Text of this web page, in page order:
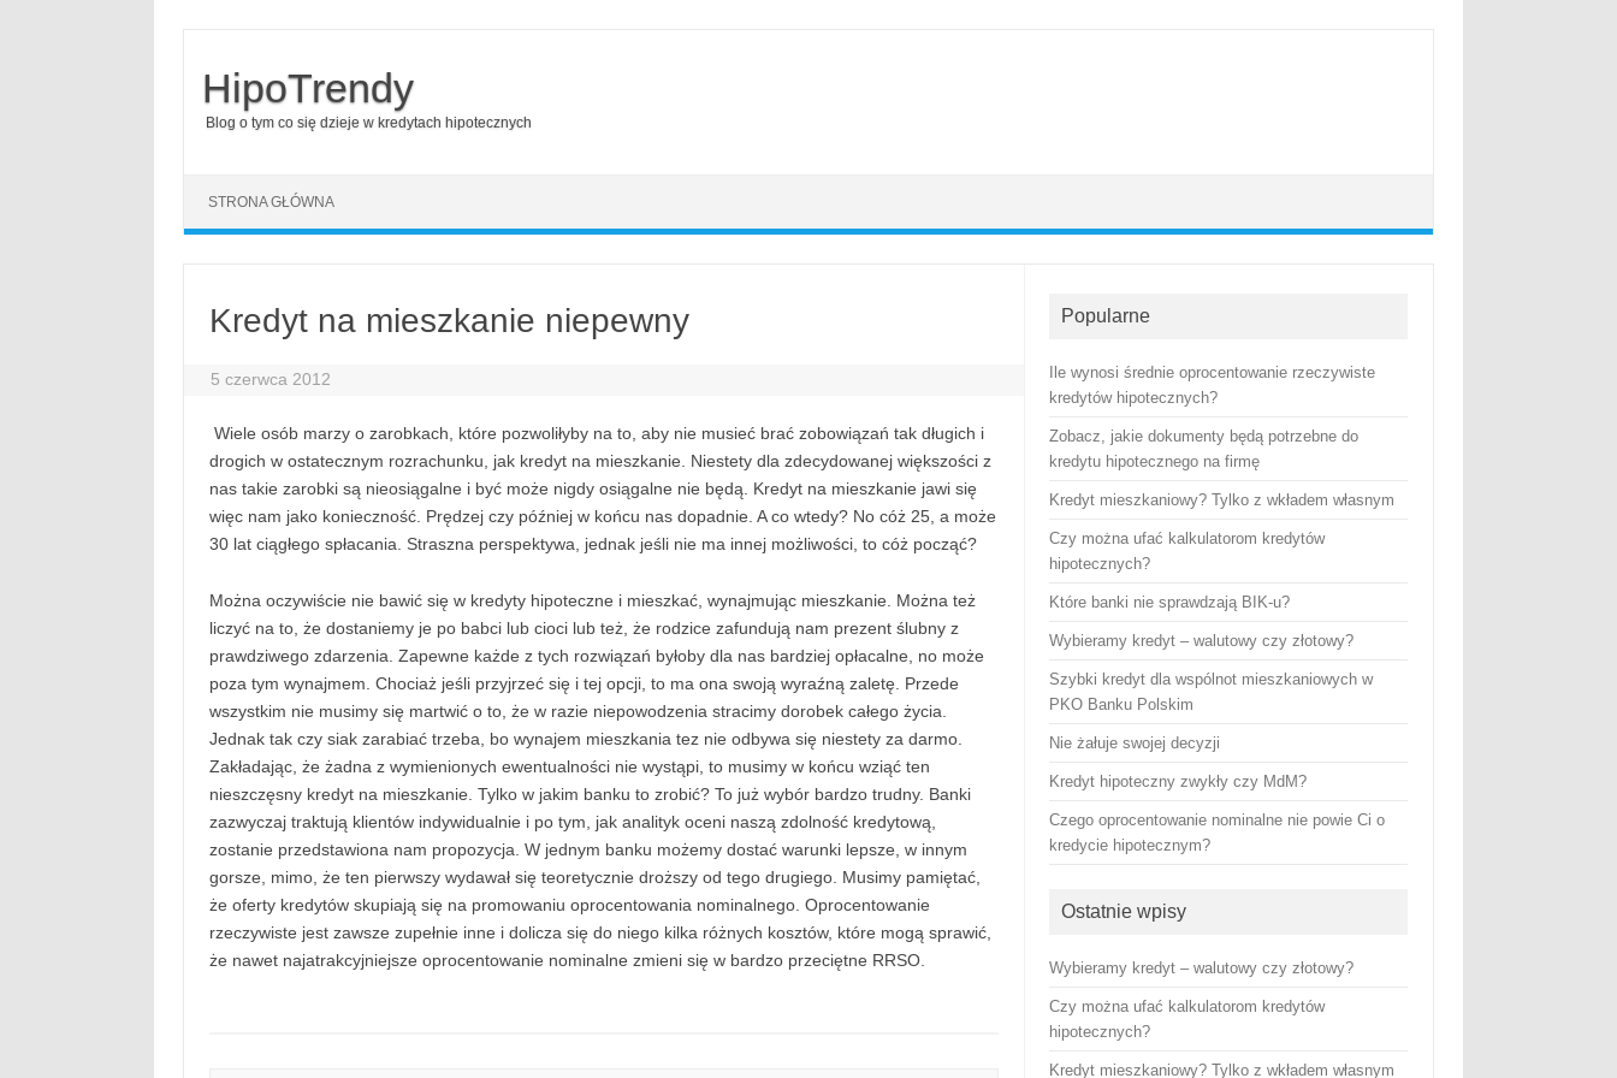
HipoTrendy
Blog o tym co się dzieje w kredytach hipotecznych
STRONA GŁÓWNA
Kredyt na mieszkanie niepewny
5 czerwca 2012
Wiele osób marzy o zarobkach, które pozwoliłyby na to, aby nie musieć brać zobowiązań tak długich i
drogich w ostatecznym rozrachunku, jak kredyt na mieszkanie. Niestety dla zdecydowanej większości z
nas takie zarobki są nieosiągalne i być może nigdy osiągalne nie będą. Kredyt na mieszkanie jawi się
więc nam jako konieczność. Prędzej czy później w końcu nas dopadnie. A co wtedy? No cóż 25, a może
30 lat ciągłego spłacania. Straszna perspektywa, jednak jeśli nie ma innej możliwości, to cóż począć?
Można oczywiście nie bawić się w kredyty hipoteczne i mieszkać, wynajmując mieszkanie. Można też
liczyć na to, że dostaniemy je po babci lub cioci lub też, że rodzice zafundują nam prezent ślubny z
prawdziwego zdarzenia. Zapewne każde z tych rozwiązań byłoby dla nas bardziej opłacalne, no może
poza tym wynajmem. Chociaż jeśli przyjrzeć się i tej opcji, to ma ona swoją wyraźną zaletę. Przede
wszystkim nie musimy się martwić o to, że w razie niepowodzenia stracimy dorobek całego życia.
Jednak tak czy siak zarabiać trzeba, bo wynajem mieszkania tez nie odbywa się niestety za darmo.
Zakładając, że żadna z wymienionych ewentualności nie wystąpi, to musimy w końcu wziąć ten
nieszczęsny kredyt na mieszkanie. Tylko w jakim banku to zrobić? To już wybór bardzo trudny. Banki
zazwyczaj traktują klientów indywidualnie i po tym, jak analityk oceni naszą zdolność kredytową,
zostanie przedstawiona nam propozycja. W jednym banku możemy dostać warunki lepsze, w innym
gorsze, mimo, że ten pierwszy wydawał się teoretycznie droższy od tego drugiego. Musimy pamiętać,
że oferty kredytów skupiają się na promowaniu oprocentowania nominalnego. Oprocentowanie
rzeczywiste jest zawsze zupełnie inne i dolicza się do niego kilka różnych kosztów, które mogą sprawić,
że nawet najatrakcyjniejsze oprocentowanie nominalne zmieni się w bardzo przeciętne RRSO.
Popularne
Ile wynosi średnie oprocentowanie rzeczywiste
kredytów hipotecznych?
Zobacz, jakie dokumenty będą potrzebne do
kredytu hipotecznego na firmę
Kredyt mieszkaniowy? Tylko z wkładem własnym
Czy można ufać kalkulatorom kredytów
hipotecznych?
Które banki nie sprawdzają BIK-u?
Wybieramy kredyt – walutowy czy złotowy?
Szybki kredyt dla wspólnot mieszkaniowych w
PKO Banku Polskim
Nie żałuje swojej decyzji
Kredyt hipoteczny zwykły czy MdM?
Czego oprocentowanie nominalne nie powie Ci o
kredycie hipotecznym?
Ostatnie wpisy
Wybieramy kredyt – walutowy czy złotowy?
Czy można ufać kalkulatorom kredytów
hipotecznych?
Kredyt mieszkaniowy? Tylko z wkładem własnym